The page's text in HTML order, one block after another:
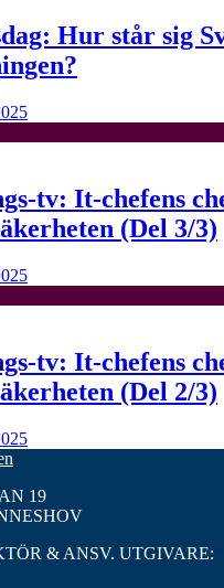
Hur står sig
tv: It-chefens
(Del 3/3)
tv: It-chefens
(Del 2/3)
19
& ANSV. UTGIVARE: